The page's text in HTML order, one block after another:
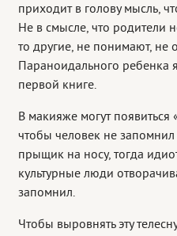
приходит в голову мысль,
Не в смысле, что родители
то другие, не понимают,
Параноидального ребенка
первой книге.
В макияже могут
чтобы человек не
прыщик на носу, тогда
культурные люди
запомнил.
Чтобы выровнять эту